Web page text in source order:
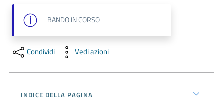
Impresa
Digitale
La
BANDOIN CORSO
Condividi Vedi azioni
INDICE DELLA PAGINA